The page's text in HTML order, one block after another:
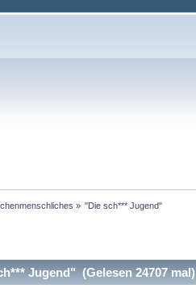
» "Die sch*** Jugend"
Jugend" (Gelesen 24707 mal)